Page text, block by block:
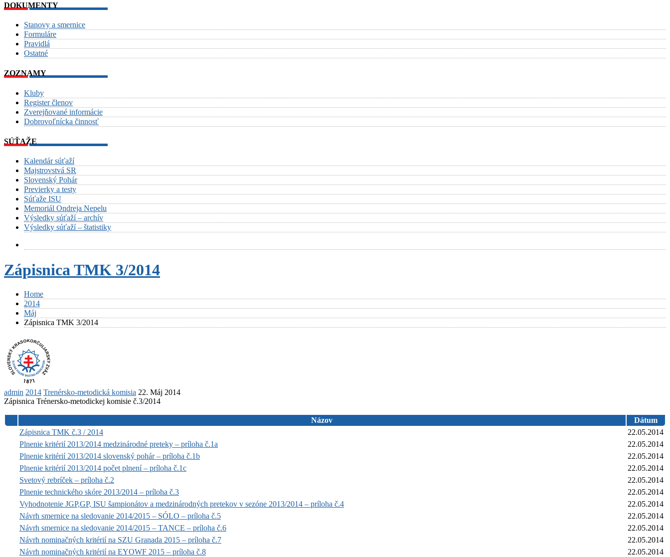
DOKUMENTY
Stanovy a smernice
Formuláre
Pravidlá
Ostatné
ZOZNAMY
Kluby
Register členov
Zverejňované informácie
Dobrovoľnícka činnosť
SÚŤAŽE
Kalendár súťaží
Majstrovstvá SR
Slovenský Pohár
Previerky a testy
Súťaže ISU
Memoriál Ondreja Nepelu
Výsledky súťaží – archív
Výsledky súťaží – štatistiky
Zápisnica TMK 3/2014
Home
2014
Máj
Zápisnica TMK 3/2014
admin 2014 Trenérsko-metodická komisia 22. Máj 2014
Zápisnica Trénersko-metodickej komisie č.3/2014
Názov
Dátum
Zápisnica TMK č.3 / 2014
22.05.2014
Plnenie kritérií 2013/2014 medzinárodné preteky – príloha č.1a
22.05.2014
Plnenie kritérií 2013/2014 slovenský pohár – príloha č.1b
22.05.2014
Plnenie kritérií 2013/2014 počet plnení – príloha č.1c
22.05.2014
Svetový rebríček – príloha č.2
22.05.2014
Plnenie technického skóre 2013/2014 – príloha č.3
22.05.2014
Vyhodnotenie JGP,GP, ISU šampionátov a medzinárodných pretekov v sezóne 2013/2014 – príloha č.4
22.05.2014
Návrh smernice na sledovanie 2014/2015 – SÓLO – príloha č.5
22.05.2014
Návrh smernice na sledovanie 2014/2015 – TANCE – príloha č.6
22.05.2014
Návrh nominačných kritérií na SZU Granada 2015 – príloha č.7
22.05.2014
Návrh nominačných kritérií na EYOWF 2015 – príloha č.8
22.05.2014